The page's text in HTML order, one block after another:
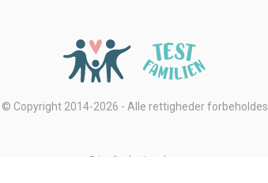
© Copyright 2014-2026 - Alle rettigheder forbeholdes
Privatlivsbetingelser